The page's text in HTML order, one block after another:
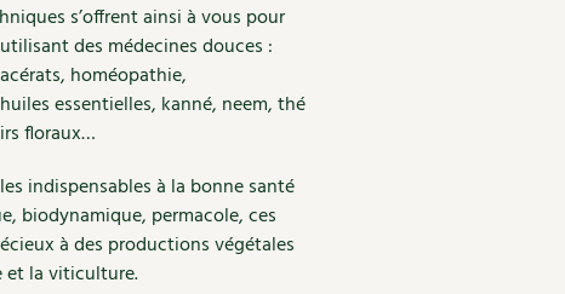
s’offrent ainsi à vous pour
des médecines douces :
homéopathie,
essentielles, kanné, neem, thé
floraux…
indispensables à la bonne santé
biodynamique, permacole, ces
à des productions végétales
et la viticulture.